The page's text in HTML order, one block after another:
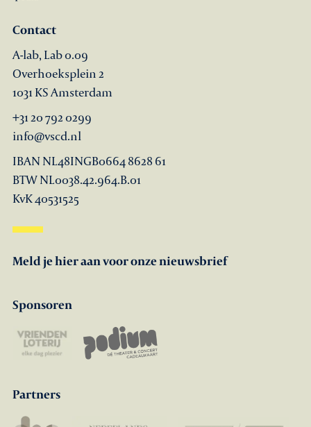
Contact
A-lab, Lab 0.09
Overhoeksplein 2
1031 KS Amsterdam
+31 20 792 0299
info@vscd.nl
IBAN NL48INGB0664 8628 61
BTW NL0038.42.964.B.01
KvK 40531525
Meld je hier aan voor onze nieuwsbrief
Sponsoren
Partners